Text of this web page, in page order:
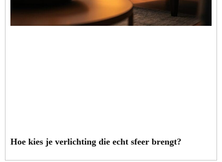
Hoe kies je verlichting die echt sfeer brengt?